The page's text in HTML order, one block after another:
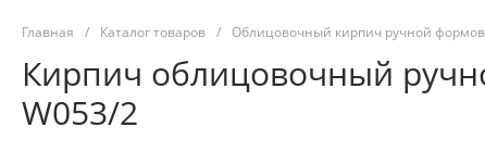
Главная / Каталог товаров / Облицовочный кирпич ручной
Кирпич облицовочный
W053/2